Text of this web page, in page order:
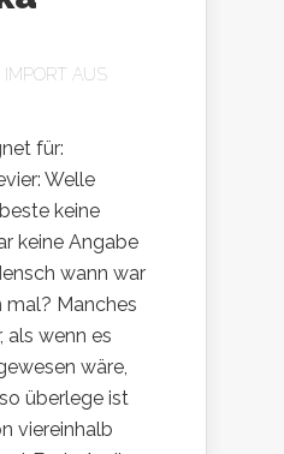
IMPORT AUS
für:
Welle
keine
keine Angabe
wann war
mal? Manches
als wenn es
wäre,
überlege ist
viereinhalb